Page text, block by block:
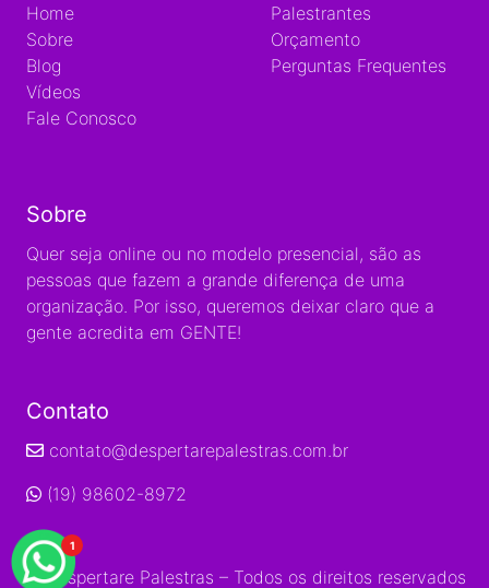
Home
Sobre
Blog
Vídeos
Fale Conosco
Palestrantes
Orçamento
Perguntas Frequentes
Sobre
Quer seja online ou no modelo presencial, são as
pessoas que fazem a grande diferença de uma
organização. Por isso, queremos deixar claro que a
gente acredita em GENTE!
Contato
contato@despertarepalestras.com.br
(19) 98602-8972
© Despertare Palestras – Todos os direitos reservados
1